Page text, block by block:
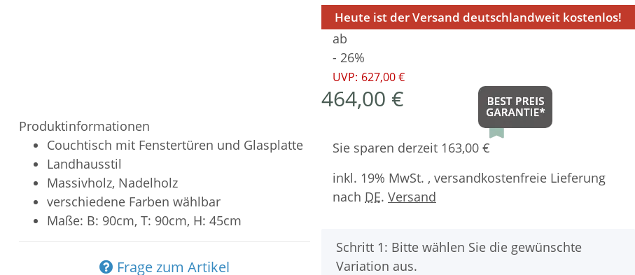
Produktinformationen
Couchtisch mit Fenstertüren und Glasplatte
Landhausstil
Massivholz, Nadelholz
verschiedene Farben wählbar
Maße: B: 90cm, T: 90cm, H: 45cm
Frage zum Artikel
Heute ist der Versand deutschlandweit kostenlos!
ab
- 26%
UVP: 627,00 €
464,00 €
Sie sparen derzeit 163,00 €
inkl. 19% MwSt. , versandkostenfreie Lieferung
nach DE. Versand
x
Schritt 1: Bitte wählen Sie die gewünschte
Variation aus.